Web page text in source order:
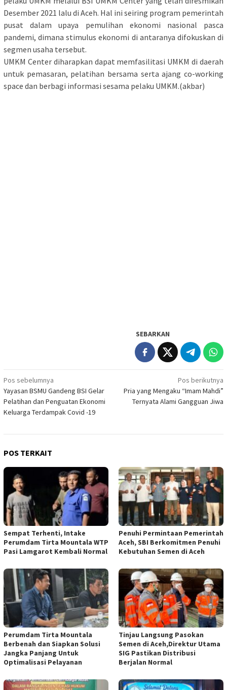
Desember 2021 lalu di Aceh. Hal ini seiring program pemerintah
pusat dalam upaya pemulihan ekonomi nasional pasca
pandemi, dimana stimulus ekonomi di antaranya difokuskan di
segmen usaha tersebut.
UMKM Center diharapkan dapat memfasilitasi UMKM di daerah
untuk pemasaran, pelatihan bersama serta ajang co-working
space dan berbagi informasi sesama pelaku UMKM.(akbar)
SEBARKAN
Navigasi
pos
Pos sebelumnya
Yayasan BSMU Gandeng BSI Gelar
Pelatihan dan Penguatan Ekonomi
Keluarga Terdampak Covid -19
Pos berikutnya
Pria yang Mengaku “Imam Mahdi”
Ternyata Alami Gangguan Jiwa
POS TERKAIT
Sempat Terhenti, Intake
Perumdam Tirta Mountala WTP
Pasi Lamgarot Kembali Normal
Penuhi Permintaan Pemerintah
Aceh, SBI Berkomitmen Penuhi
Kebutuhan Semen di Aceh
Perumdam Tirta Mountala
Berbenah dan Siapkan Solusi
Jangka Panjang Untuk
Optimalisasi Pelayanan
Tinjau Langsung Pasokan
Semen di Aceh,Direktur Utama
SIG Pastikan Distribusi
Berjalan Normal